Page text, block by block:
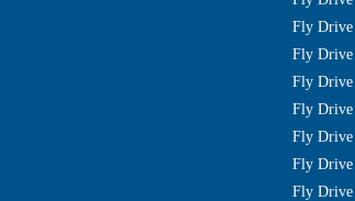
Fly Drive
Fly Drive
Fly
Fly Drive
Fly
Fly Drive
Fly Drive